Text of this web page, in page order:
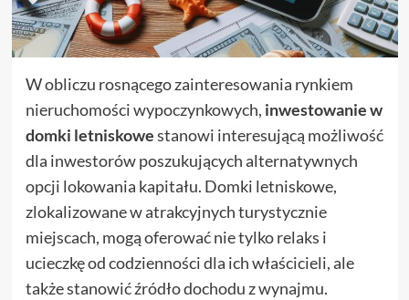
W obliczu rosnącego zainteresowania rynkiem
nieruchomości wypoczynkowych, inwestowanie w
domki letniskowestanowi interesującą możliwość
dla inwestorów poszukujących alternatywnych
opcji lokowania kapitału. Domki letniskowe,
zlokalizowane w atrakcyjnych turystycznie
miejscach, mogą oferować nie tylko relaks i
ucieczkę od codzienności dla ich właścicieli, ale
także stanowić źródło dochodu z wynajmu.